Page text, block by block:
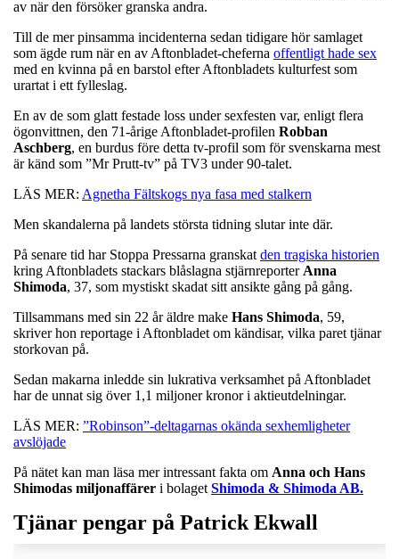
av när den försöker granska andra.
Till de mer pinsamma incidenterna sedan tidigare hör samlaget
som ägde rum när en av Aftonbladet-cheferna offentligt hade sex
med en kvinna på en barstol efter Aftonbladets kulturfest som
urartat i ett fylleslag.
En av de som glatt festade loss under sexfesten var, enligt flera
ögonvittnen, den 71-årige Aftonbladet-profilen Robban
Aschberg, en burdus före detta tv-profil som för svenskarna mest
är känd som ”Mr Prutt-tv” på TV3 under 90-talet.
LÄS MER: Agnetha Fältskogs nya fasa med stalkern
Men skandalerna på landets största tidning slutar inte där.
På senare tid har Stoppa Pressarna granskat den tragiska historien
kring Aftonbladets stackars blåslagna stjärnreporter Anna
Shimoda, 37, som mystiskt skadat sitt ansikte gång på gång.
Tillsammans med sin 22 år äldre make Hans Shimoda, 59,
skriver hon reportage i Aftonbladet om kändisar, vilka paret tjänar
storkovan på.
Sedan makarna inledde sin lukrativa verksamhet på Aftonbladet
har de unnat sig över 1,1 miljoner kronor i aktieutdelningar.
LÄS MER: ”Robinson”-deltagarnas okända sexhemligheter
avslöjade
På nätet kan man läsa mer intressant fakta om Anna och Hans
Shimodas miljonaffärer i bolaget Shimoda & Shimoda AB.
Tjänar pengar på Patrick Ekwall